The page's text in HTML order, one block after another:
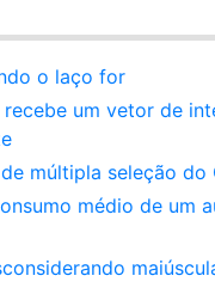
o laço for
um vetor de
múltipla seleção do
médio de um